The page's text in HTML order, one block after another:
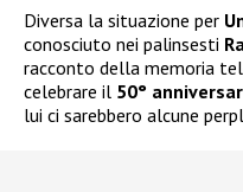
Diversa la situazione per
conosciuto nei palinsesti
racconto della memoria
celebrare il 50°
lui ci sarebbero alcune